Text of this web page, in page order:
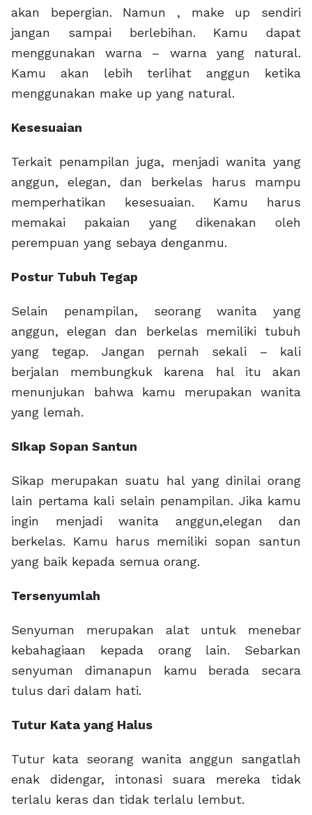
akan bepergian. Namun , make up sendiri
jangan sampai berlebihan. Kamu dapat
menggunakan warna – warna yang natural.
Kamu akan lebih terlihat anggun ketika
menggunakan make up yang natural.
Kesesuaian
Terkait penampilan juga, menjadi wanita yang
anggun, elegan, dan berkelas harus mampu
memperhatikan kesesuaian. Kamu harus
memakai pakaian yang dikenakan oleh
perempuan yang sebaya denganmu.
Postur Tubuh Tegap
Selain penampilan, seorang wanita yang
anggun, elegan dan berkelas memiliki tubuh
yang tegap. Jangan pernah sekali – kali
berjalan membungkuk karena hal itu akan
menunjukan bahwa kamu merupakan wanita
yang lemah.
SIkap Sopan Santun
Sikap merupakan suatu hal yang dinilai orang
lain pertama kali selain penampilan. Jika kamu
ingin menjadi wanita anggun,elegan dan
berkelas. Kamu harus memiliki sopan santun
yang baik kepada semua orang.
Tersenyumlah
Senyuman merupakan alat untuk menebar
kebahagiaan kepada orang lain. Sebarkan
senyuman dimanapun kamu berada secara
tulus dari dalam hati.
Tutur Kata yang Halus
Tutur kata seorang wanita anggun sangatlah
enak didengar, intonasi suara mereka tidak
terlalu keras dan tidak terlalu lembut.